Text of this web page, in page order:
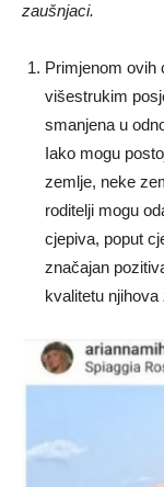
zaušnjaci.
Primjenom ovih
višestrukim
smanjena u
Iako mogu
zemlje, neke
roditelji mogu
cjepiva, poput
značajan
kvalitetu